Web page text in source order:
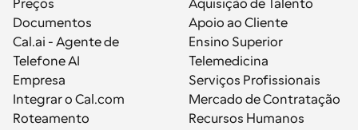
Preços
Documentos
Cal.ai - Agente de
Telefone AI
Empresa
Integrar o Cal.com
Roteamento
Aquisição de Talento
Apoio ao Cliente
Ensino Superior
Telemedicina
Serviços Profissionais
Mercado de Contratação
Recursos Humanos